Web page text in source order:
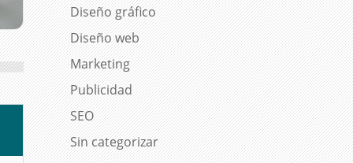
Diseño gráfico
Diseño web
Marketing
Publicidad
SEO
Sin categorizar